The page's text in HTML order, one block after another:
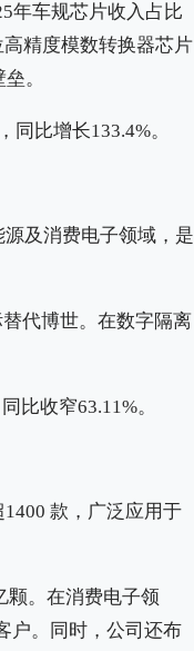
年车规芯片收入占比
精度模数转换器芯片
。
比增长133.4%‌‌。
及消费电子领域，是
代博世。在数字隔离
比收窄63.11%‌‌。
款，广泛应用于
颗‌。在消费电子领
户。同时，公司还布